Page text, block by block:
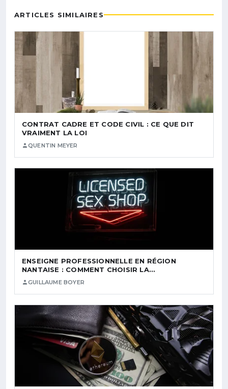
ARTICLES SIMILAIRES
CONTRAT CADRE ET CODE CIVIL : CE QUE DIT
VRAIMENT LA LOI
QUENTIN MEYER
ENSEIGNE PROFESSIONNELLE EN RÉGION
NANTAISE : COMMENT CHOISIR LA…
GUILLAUME BOYER